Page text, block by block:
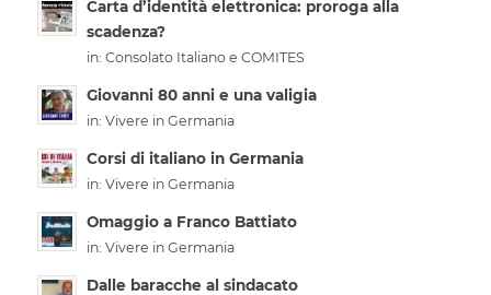
Carta d’identità elettronica: proroga alla
scadenza?
in: Consolato Italiano e COMITES
Giovanni 80 anni e una valigia
in: Vivere in Germania
Corsi di italiano in Germania
in: Vivere in Germania
Omaggio a Franco Battiato
in: Vivere in Germania
Dalle baracche al sindacato